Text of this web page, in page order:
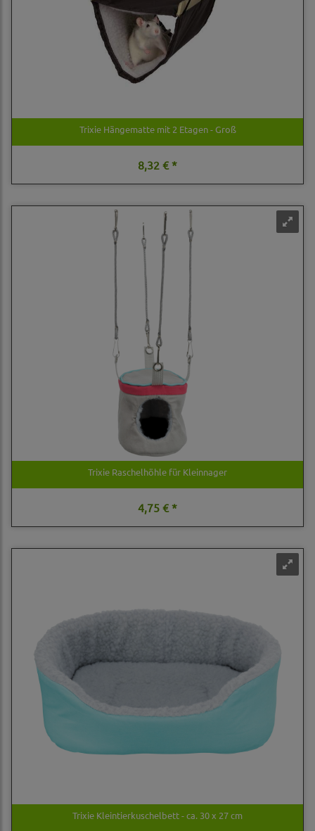
Trixie Hängematte mit 2 Etagen - Groß
8,32 € *
Trixie Raschelhöhle für Kleinnager
4,75 € *
Trixie Kleintierkuschelbett - ca. 30 x 27 cm